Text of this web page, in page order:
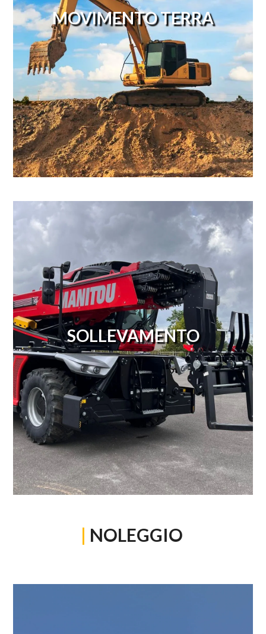
MOVIMENTO TERRA
SOLLEVAMENTO
| NOLEGGIO